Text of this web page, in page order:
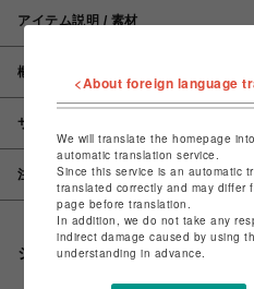
アイテム説明 / 素材
概要
サイズ
注意事項
シェアする
<About foreign language
We will translate the homepage
automatic translation service.
Since this service is an automatic
translated correctly and may differ
page before translation.
In addition, we do not take any
indirect damage caused by using
understanding in advance.